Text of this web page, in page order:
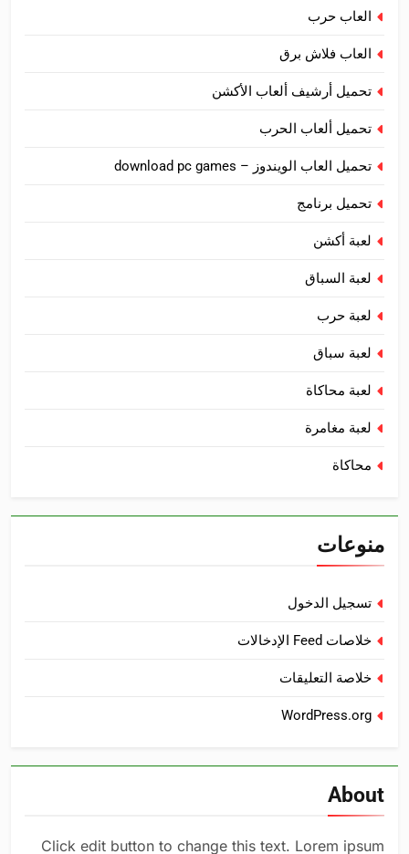
العاب حرب
العاب فلاش برق
تحميل أرشيف ألعاب الأكشن
تحميل ألعاب الحرب
تحميل العاب الويندوز – download pc games
تحميل برنامج
لعبة أكشن
لعبة السباق
لعبة حرب
لعبة سباق
لعبة محاكاة
لعبة مغامرة
محاكاة
منوعات
تسجيل الدخول
خلاصات Feed الإدخالات
خلاصة التعليقات
WordPress.org
About
Click edit button to change this text. Lorem ipsum